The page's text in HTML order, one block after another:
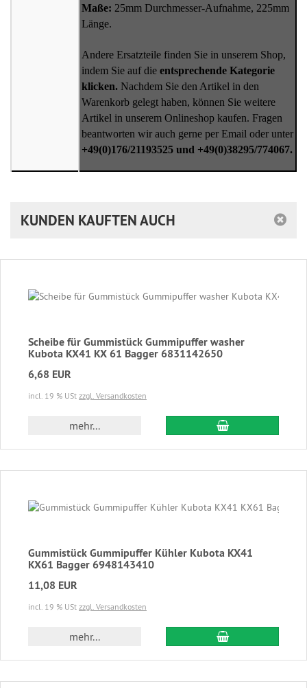
Maße: 25mm Durchmesser-Aufnahme, 225mm
Länge.
Andere Ersatzteile finden Sie in unserem Shop,
indem Sie auf die entsprechende Kategorie
klicken. Nachdem Sie den Artikel in den
Warenkorb gelegt haben, können Sie weitere
Artikel in unserem Onlineshop kaufen. Fragen
beantworten wir auch gerne per Email oder unter
+49(0)176/21193525 und +49(0)38295/774067.
KUNDEN KAUFTEN AUCH
Scheibe für Gummistück Gummipuffer washer
Kubota KX41 KX 61 Bagger 6831142650
6,68 EUR
incl. 19 % USt zzgl. Versandkosten
mehr... In den
Gummistück Gummipuffer Kühler Kubota KX41
KX61 Bagger 6948143410
11,08 EUR
incl. 19 % USt zzgl. Versandkosten
mehr... In den